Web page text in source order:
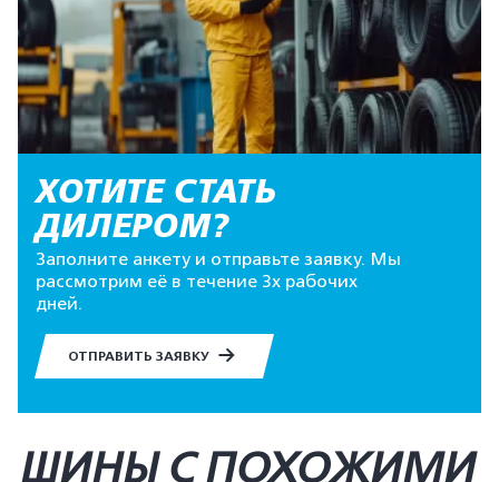
ХОТИТЕ СТАТЬ
ДИЛЕРОМ?
Заполните анкету и отправьте заявку. Мы
рассмотрим её в течение 3х рабочих
дней.
ОТПРАВИТЬ ЗАЯВКУ
ШИНЫ С ПОХОЖИМИ